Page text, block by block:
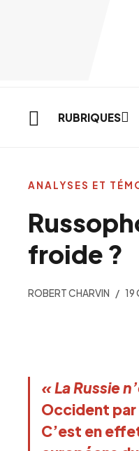
RUBRIQUES
froide ?
ROBERT CHARVIN 19
«LaRussie
Occident par
C’est en
ANALYSES ET